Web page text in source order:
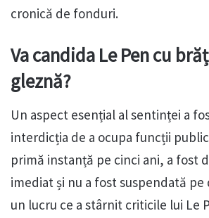
cronică de fonduri.
Va candida Le Pen cu
gleznă?
Un aspect esențial al sentinței a
interdicția de a ocupa funcții
primă instanță pe cinci ani, a fost
imediat și nu a fost suspendată pe
un lucru ce a stârnit criticile lui Le